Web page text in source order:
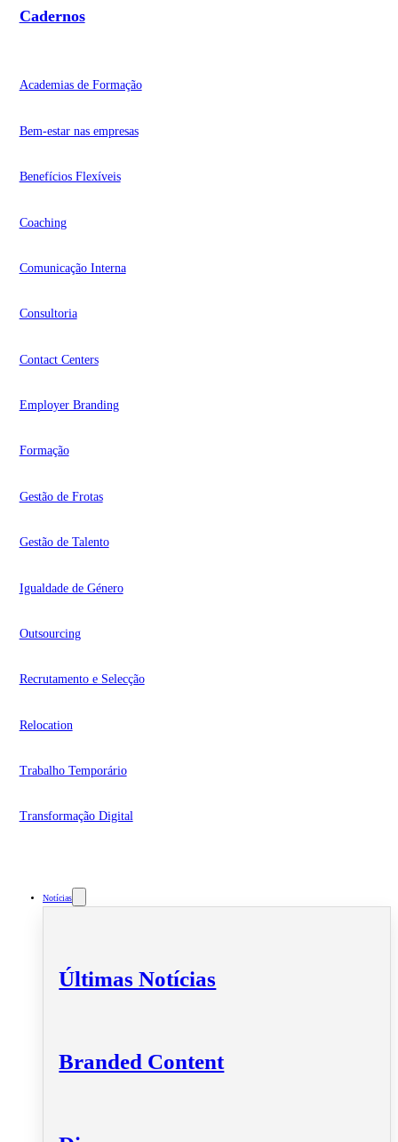
Cadernos
Academias de Formação
Bem-estar nas empresas
Benefícios Flexíveis
Coaching
Comunicação Interna
Consultoria
Contact Centers
Employer Branding
Formação
Gestão de Frotas
Gestão de Talento
Igualdade de Género
Outsourcing
Recrutamento e Selecção
Relocation
Trabalho Temporário
Transformação Digital
Notícias
Últimas Notícias
Branded Content